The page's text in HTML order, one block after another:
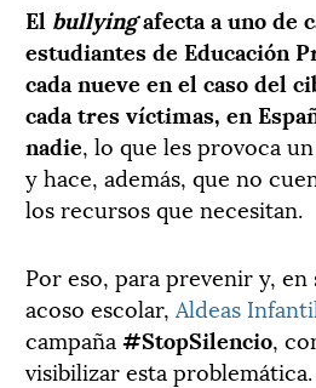
El bullyingafecta a uno de
estudiantes de Educación
cada nueve en el caso del
cada tres víctimas, en
nadie, lo que les provoca
y hace, además, que no
los recursos que necesitan.
Por eso, para prevenir y,
acoso escolar, Aldeas
campaña #StopSilencio,
visibilizar esta problemática.